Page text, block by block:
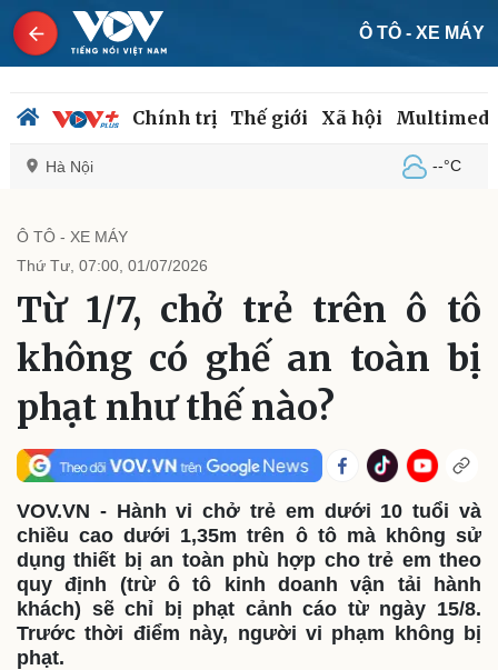
Ô TÔ - XE MÁY
Chính trị Thế giới Xã hội
Hà Nội --°C
Chính trị
Đảng
Tổ chức nhân sự
Quốc hội
Nhận diện sự thật
Tin 24h
Dự báo thời tiết
Giáo dục
Dấu ấn VOV
Việc làm
Biển đảo
Thế giới
Quan sát
Cuộc sống đó đây
Hồ sơ
Multimedia
Video
Ảnh
E-Magazine
Infographic
Ô TÔ - XE MÁY
Thứ Tư, 07:00, 01/07/2026
Từ 1/7, chở trẻ trên ô tô
không có ghế an toàn bị
phạt như thế nào?
VOV.VN - Hành vi chở trẻ em dưới 10 tuổi và
chiều cao dưới 1,35m trên ô tô mà không sử
dụng thiết bị an toàn phù hợp cho trẻ em theo
quy định (trừ ô tô kinh doanh vận tải hành
khách) sẽ chỉ bị phạt cảnh cáo từ ngày 15/8.
Trước thời điểm này, người vi phạm không bị
phạt.